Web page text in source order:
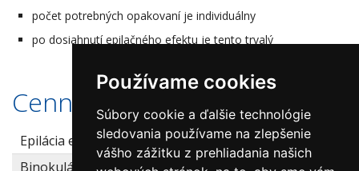
Používame cookies
Súbory cookie a ďalšie technológie
sledovania používame na zlepšenie
vášho zážitku z prehliadania našich
počet potrebných opakovaní je individuálny
po dosiahnutí epilačného efektu je tento trvalý
Cenník
Epilácia elektrokoaguláciou 5 minút
Binokulárna lupa
10 €